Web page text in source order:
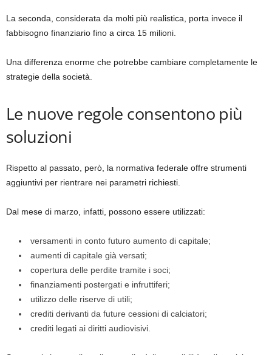
La seconda, considerata da molti più realistica, porta invece il
fabbisogno finanziario fino a circa 15 milioni.
Una differenza enorme che potrebbe cambiare completamente le
strategie della società.
Le nuove regole consentono più
soluzioni
Rispetto al passato, però, la normativa federale offre strumenti
aggiuntivi per rientrare nei parametri richiesti.
Dal mese di marzo, infatti, possono essere utilizzati:
versamenti in conto futuro aumento di capitale;
aumenti di capitale già versati;
copertura delle perdite tramite i soci;
finanziamenti postergati e infruttiferi;
utilizzo delle riserve di utili;
crediti derivanti da future cessioni di calciatori;
crediti legati ai diritti audiovisivi.